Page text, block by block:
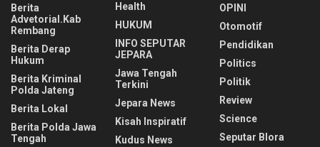
Berita
Advetorial.Kab
Rembang
Berita Derap
Hukum
Berita Kriminal
Polda Jateng
Berita Lokal
Berita Polda Jawa
Tengah
Health
HUKUM
INFO SEPUTAR
JEPARA
Jawa Tengah
Terkini
Jepara News
Kisah Inspiratif
Kudus News
OPINI
Otomotif
Pendidikan
Politics
Politik
Review
Science
Seputar Blora